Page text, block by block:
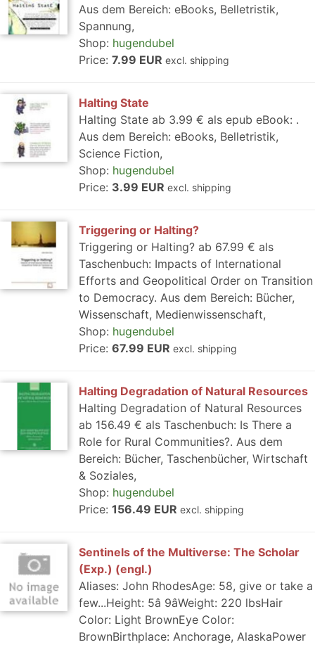
Aus dem Bereich: eBooks, Belletristik,
Spannung,
Shop: hugendubel
Price: 7.99 EUR excl. shipping
Halting State
Halting State ab 3.99 € als epub eBook: .
Aus dem Bereich: eBooks, Belletristik,
Science Fiction,
Shop: hugendubel
Price: 3.99 EUR excl. shipping
Triggering or Halting?
Triggering or Halting? ab 67.99 € als
Taschenbuch: Impacts of International
Efforts and Geopolitical Order on Transition
to Democracy. Aus dem Bereich: Bücher,
Wissenschaft, Medienwissenschaft,
Shop: hugendubel
Price: 67.99 EUR excl. shipping
Halting Degradation of Natural Resources
Halting Degradation of Natural Resources
ab 156.49 € als Taschenbuch: Is There a
Role for Rural Communities?. Aus dem
Bereich: Bücher, Taschenbücher, Wirtschaft
& Soziales,
Shop: hugendubel
Price: 156.49 EUR excl. shipping
Sentinels of the Multiverse: The Scholar
(Exp.) (engl.)
Aliases: John RhodesAge: 58, give or take a
few...Height: 5â 9âWeight: 220 lbsHair
Color: Light BrownEye Color:
BrownBirthplace: Anchorage, AlaskaPower